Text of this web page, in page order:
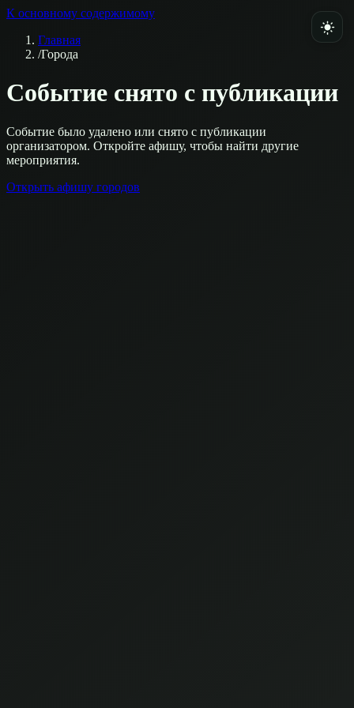
К основному содержимому
Главная
/Города
Событие снято с публикации
Событие было удалено или снято с публикации
организатором. Откройте афишу, чтобы найти другие
мероприятия.
Открыть афишу городов